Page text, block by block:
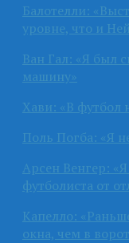
Балотелли:
уровне, что и
Ван Гал: «Я был
машину»
Хави: «В футбол
Поль Погба: «Я
Арсен Венгер:
футболиста от
Капелло:
окна, чем в